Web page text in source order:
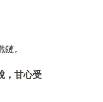
。
，甘心受